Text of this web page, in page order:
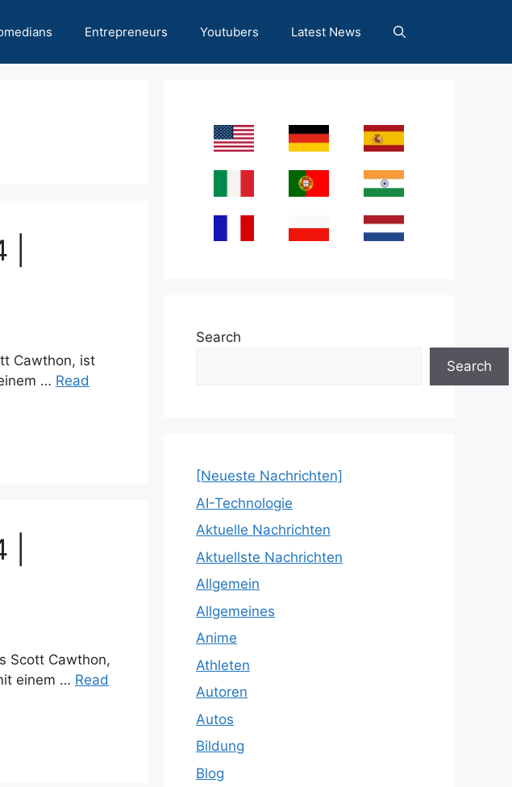
Entrepreneurs Youtubers Latest News
Cawthon, ist
… Read
Scott Cawthon,
einem … Read
Search
Search
[Neueste Nachrichten]
AI-Technologie
Aktuelle Nachrichten
Aktuellste Nachrichten
Allgemein
Allgemeines
Anime
Athleten
Autoren
Autos
Bildung
Blog